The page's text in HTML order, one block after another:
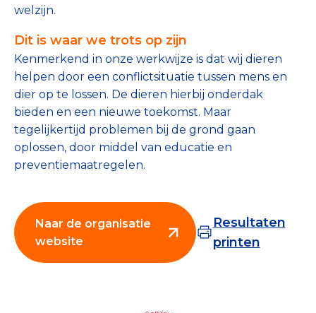
Contact & Signalen
Check keurmerk goede doelen
Collecterooster/wervingrooster
Nieuws
Over het CBF
welzijn.
Dit is waar we trots op zijn
Kenmerkend in onze werkwijze is dat wij dieren
helpen door een conflictsituatie tussen mens en
dier op te lossen. De dieren hierbij onderdak
bieden en een nieuwe toekomst. Maar
tegelijkertijd problemen bij de grond gaan
oplossen, door middel van educatie en
preventiemaatregelen.
Naar de organisatie
website
Resultaten
printen